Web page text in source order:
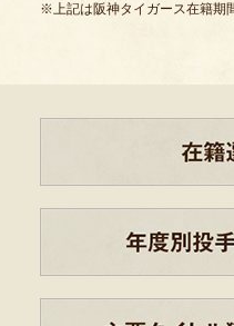
※上記は阪神タイガース在籍期